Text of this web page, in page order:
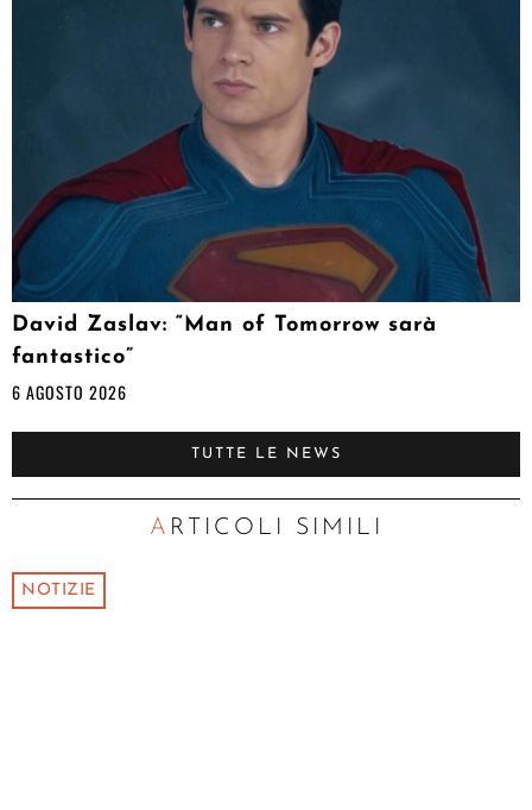
David Zaslav: “Man of Tomorrow sarà
fantastico”
6 AGOSTO 2026
TUTTE LE NEWS
ARTICOLI SIMILI
NOTIZIE